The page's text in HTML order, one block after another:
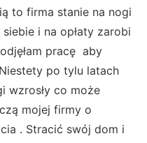
to firma stanie na nogi
i na opłaty zarobi
pracę aby
po tylu latach
wzrosły co może
mojej firmy o
. Stracić swój dom i